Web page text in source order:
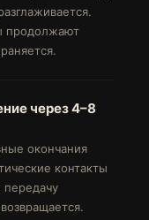
продолжают
через 4–8
окончания
контакты
передачу